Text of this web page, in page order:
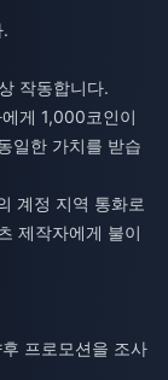
작동합니다.
게 1,000코인이
일한 가치를 받습
계정 지역 통화로
제작자에게 불이
프로모션을 조사